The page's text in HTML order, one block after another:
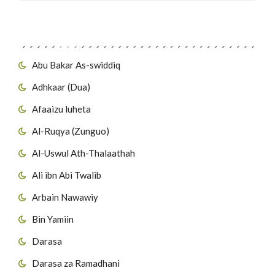
Abu Bakar As-swiddiq
Adhkaar (Dua)
Afaaizu luheta
Al-Ruqya (Zunguo)
Al-Uswul Ath-Thalaathah
Ali ibn Abi Twalib
Arbain Nawawiy
Bin Yamiin
Darasa
Darasa za Ramadhani